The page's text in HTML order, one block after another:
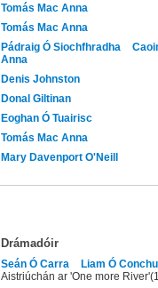
Tomás Mac Anna
Tomás Mac Anna
Pádraig Ó Siochfhradha
Anna
Denis Johnston
Donal Giltinan
Eoghan Ó Tuairisc
Tomás Mac Anna
Mary Davenport O'Neill
Drámadóir
Seán Ó Carra
Liam Ó
Aistriúchán ar 'One more